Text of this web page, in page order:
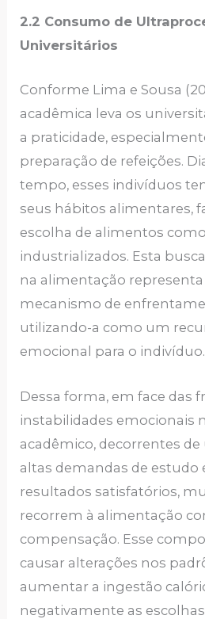
2.2 Consumo de
Universitários
Conforme Lima e Sousa
acadêmica leva os
a praticidade,
preparação de refeições.
tempo, esses indivíduos
seus hábitos alimentares,
escolha de alimentos
industrializados. Esta
na alimentação
mecanismo de
utilizando-a como um
emocional para o indivíduo.
Dessa forma, em face das
instabilidades emocionais
acadêmico, decorrentes
altas demandas de estudo
resultados satisfatórios,
recorrem à alimentação
compensação. Esse
causar alterações nos
aumentar a ingestão
negativamente as